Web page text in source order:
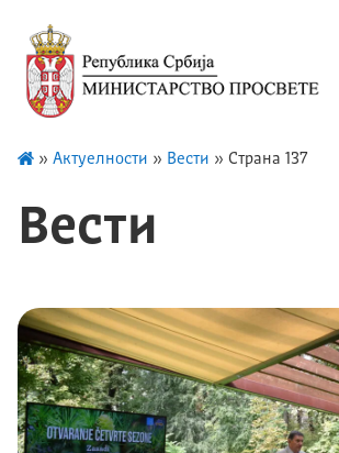
» Актуелности » Вести » Страна 137
Вести